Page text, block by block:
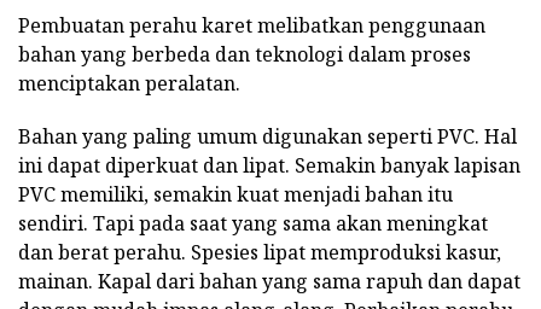
Pembuatan perahu karet melibatkan penggunaan
bahan yang berbeda dan teknologi dalam proses
menciptakan peralatan.
Bahan yang paling umum digunakan seperti PVC. Hal
ini dapat diperkuat dan lipat. Semakin banyak lapisan
PVC memiliki, semakin kuat menjadi bahan itu
sendiri. Tapi pada saat yang sama akan meningkat
dan berat perahu. Spesies lipat memproduksi kasur,
mainan. Kapal dari bahan yang sama rapuh dan dapat